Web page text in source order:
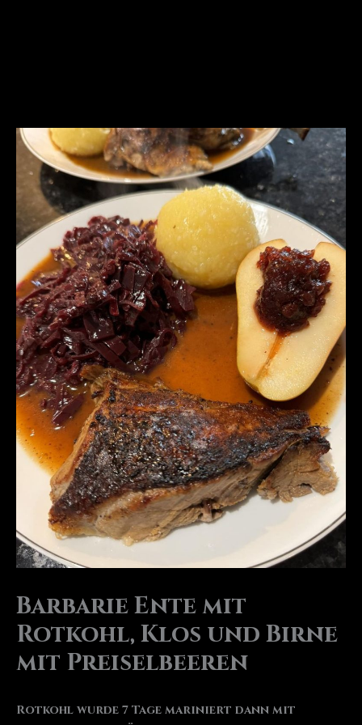
Barbarie Ente mit
Rotkohl, Klos und Birne
mit Preiselbeeren
Rotkohl wurde 7 Tage mariniert dann mit